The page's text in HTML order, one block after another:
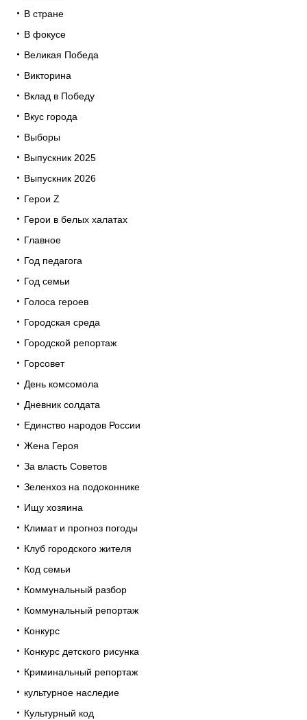
В стране
В фокусе
Великая Победа
Викторина
Вклад в Победу
Вкус города
Выборы
Выпускник 2025
Выпускник 2026
Герои Z
Герои в белых халатах
Главное
Год педагога
Год семьи
Голоса героев
Городская среда
Городской репортаж
Горсовет
День комсомола
Дневник солдата
Единство народов России
Жена Героя
За власть Советов
Зеленхоз на подоконнике
Ищу хозяина
Климат и прогноз погоды
Клуб городского жителя
Код семьи
Коммунальный разбор
Коммунальный репортаж
Конкурс
Конкурс детского рисунка
Криминальный репортаж
культурное наследие
Культурный код